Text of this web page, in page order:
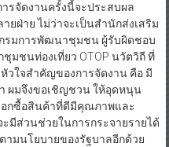
ารจัดงานครั้งนี้จะประสบผล
ยฝ่าย ไม่ว่าจะเป็นสำนักส่งเสริม
มการพัฒนาชุมชน ผู้รับผิดชอบ
มชนท่องเที่ยว OTOP นวัตวิถี ที่
วใจสำคัญของการจัดงาน คือ มี
ผมจึงขอเชิญชวน ให้อุดหนุน
อกซื้อสินค้าที่ดีมีคุณภาพและ
มีส่วนช่วยในการกระจายรายได้
มนโยบายของรัฐบาลอีกด้วย